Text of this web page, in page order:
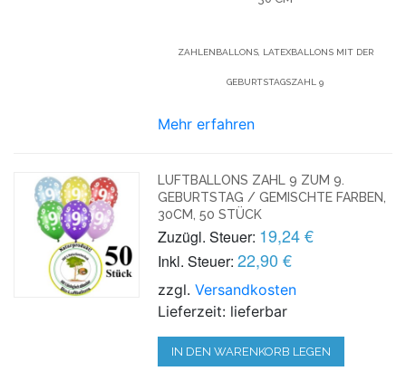
ZAHLENBALLONS, LATEXBALLONS MIT DER
GEBURTSTAGSZAHL 9
Mehr erfahren
LUFTBALLONS ZAHL 9 ZUM 9.
GEBURTSTAG / GEMISCHTE FARBEN,
30CM, 50 STÜCK
Zuzügl. Steuer: 19,24 €
Inkl. Steuer: 22,90 €
zzgl.Versandkosten
Lieferzeit: lieferbar
IN DEN WARENKORB LEGEN